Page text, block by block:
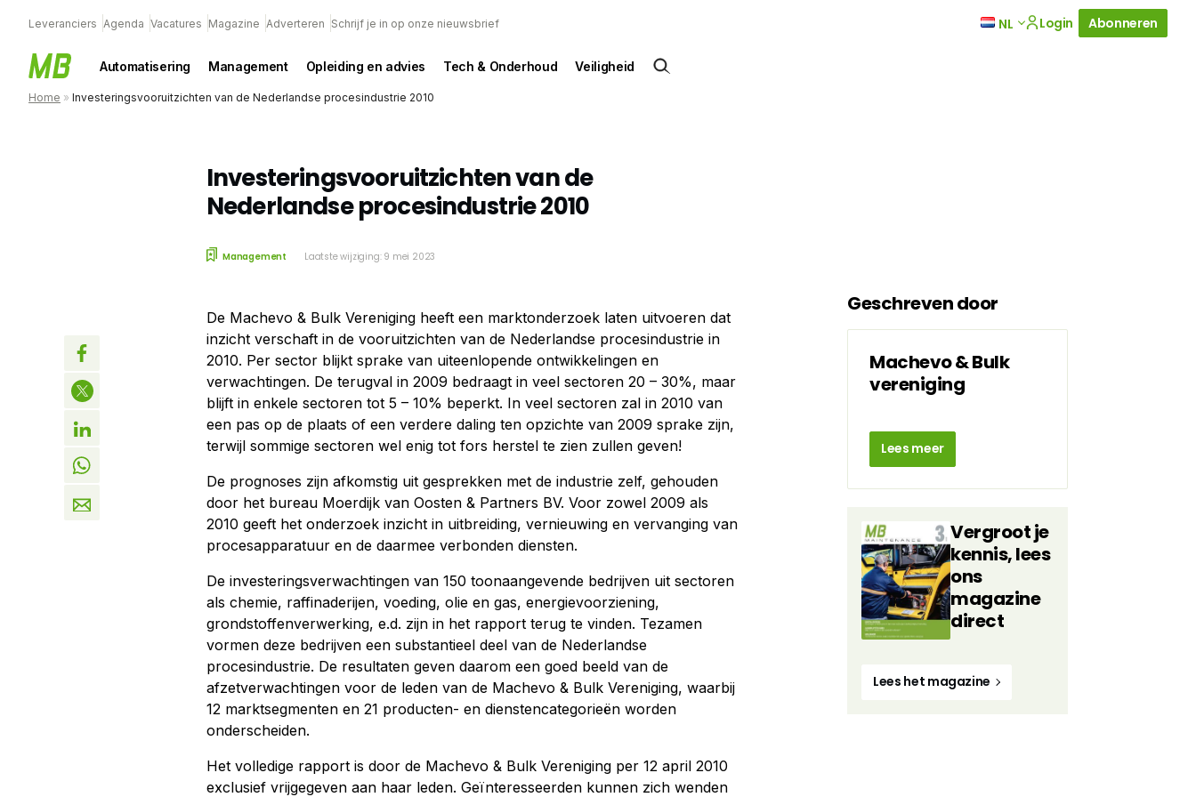
Leveranciers Agenda Vacatures Magazine Adverteren Schrijf je in op onze nieuwsbrief NL Login Abonneren
Automatisering Management Opleiding en advies Tech & Onderhoud Veiligheid
Home » Investeringsvooruitzichten van de Nederlandse procesindustrie 2010
Investeringsvooruitzichten van de
Nederlandse procesindustrie 2010
Management Laatste wijziging: 9 mei 2023
De Machevo & Bulk Vereniging heeft een marktonderzoek laten uitvoeren dat
inzicht verschaft in de vooruitzichten van de Nederlandse procesindustrie in
2010. Per sector blijkt sprake van uiteenlopende ontwikkelingen en
verwachtingen. De terugval in 2009 bedraagt in veel sectoren 20 – 30%, maar
blijft in enkele sectoren tot 5 – 10% beperkt. In veel sectoren zal in 2010 van
een pas op de plaats of een verdere daling ten opzichte van 2009 sprake zijn,
terwijl sommige sectoren wel enig tot fors herstel te zien zullen geven!
De prognoses zijn afkomstig uit gesprekken met de industrie zelf, gehouden
door het bureau Moerdijk van Oosten & Partners BV. Voor zowel 2009 als
2010 geeft het onderzoek inzicht in uitbreiding, vernieuwing en vervanging van
procesapparatuur en de daarmee verbonden diensten.
De investeringsverwachtingen van 150 toonaangevende bedrijven uit sectoren
als chemie, raffinaderijen, voeding, olie en gas, energievoorziening,
grondstoffenverwerking, e.d. zijn in het rapport terug te vinden. Tezamen
vormen deze bedrijven een substantieel deel van de Nederlandse
procesindustrie. De resultaten geven daarom een goed beeld van de
afzetverwachtingen voor de leden van de Machevo & Bulk Vereniging, waarbij
12 marktsegmenten en 21 producten- en dienstencategorieën worden
onderscheiden.
Het volledige rapport is door de Machevo & Bulk Vereniging per 12 april 2010
exclusief vrijgegeven aan haar leden. Geïnteresseerden kunnen zich wenden
Geschreven door
Machevo & Bulk
vereniging
Lees meer
Vergroot je
kennis, lees
ons
magazine
direct
Lees het magazine